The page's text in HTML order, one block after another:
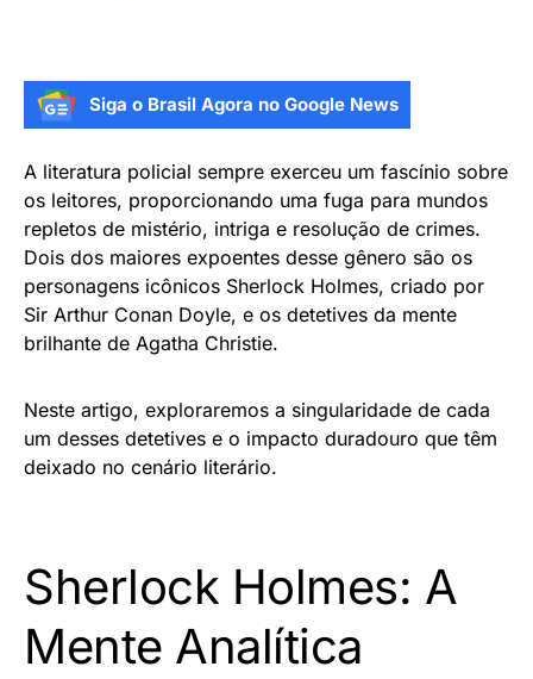
Siga o Brasil Agora no Google News
A literatura policial sempre exerceu um fascínio sobre
os leitores, proporcionando uma fuga para mundos
repletos de mistério, intriga e resolução de crimes.
Dois dos maiores expoentes desse gênero são os
personagens icônicos Sherlock Holmes, criado por
Sir Arthur Conan Doyle, e os detetives da mente
brilhante de Agatha Christie.
Neste artigo, exploraremos a singularidade de cada
um desses detetives e o impacto duradouro que têm
deixado no cenário literário.
Sherlock Holmes: A
Mente Analítica